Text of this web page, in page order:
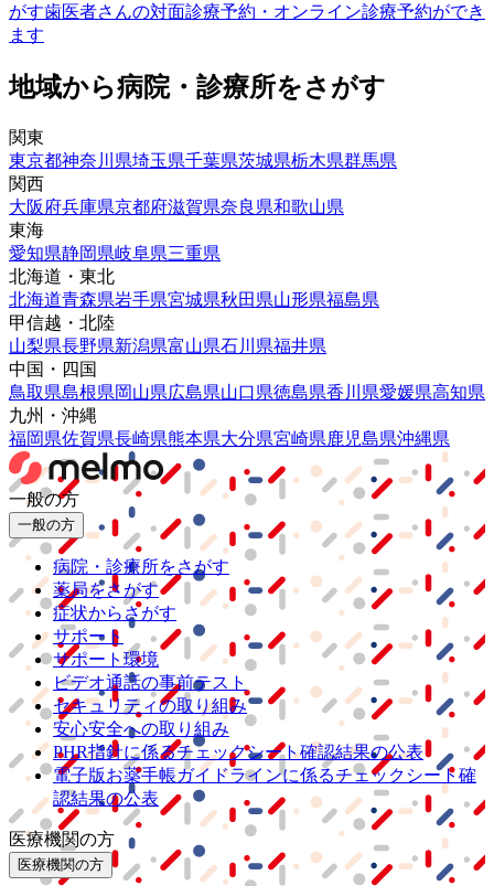
がす歯医者さんの対面診療予約・オンライン診療予約ができ
ます
地域から病院・診療所をさがす
関東
東京都神奈川県埼玉県千葉県茨城県栃木県群馬県
関西
大阪府兵庫県京都府滋賀県奈良県和歌山県
東海
愛知県静岡県岐阜県三重県
北海道・東北
北海道青森県岩手県宮城県秋田県山形県福島県
甲信越・北陸
山梨県長野県新潟県富山県石川県福井県
中国・四国
鳥取県島根県岡山県広島県山口県徳島県香川県愛媛県高知県
九州・沖縄
福岡県佐賀県長崎県熊本県大分県宮崎県鹿児島県沖縄県
一般の方
一般の方
病院・診療所をさがす
薬局をさがす
症状からさがす
サポート
サポート環境
ビデオ通話の事前テスト
セキュリティの取り組み
安心安全への取り組み
PHR指針に係るチェックシート確認結果の公表
電子版お薬手帳ガイドラインに係るチェックシート確
認結果の公表
医療機関の方
医療機関の方